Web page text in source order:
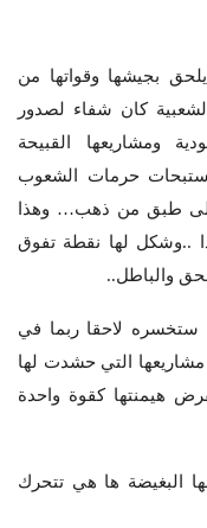
بجيشها وقواتها من
كان شفاء لصدور
ومشاريعها القبيحة
حرمات الشعوب
على طبق من ذهب… وهذا
..وشكل لها نقطة تفوق
والباطل..
ستخسره لاحقا ربما في
التي حشدت لها
هيمنتها كقوة واحدة
البغيضة ها هي تتحرك